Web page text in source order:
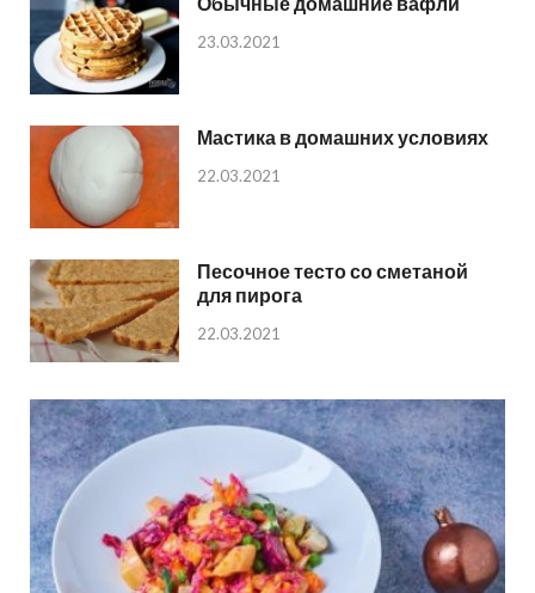
23.03.2021
Мастика в домашних условиях
22.03.2021
Песочное тесто со сметаной
для пирога
22.03.2021